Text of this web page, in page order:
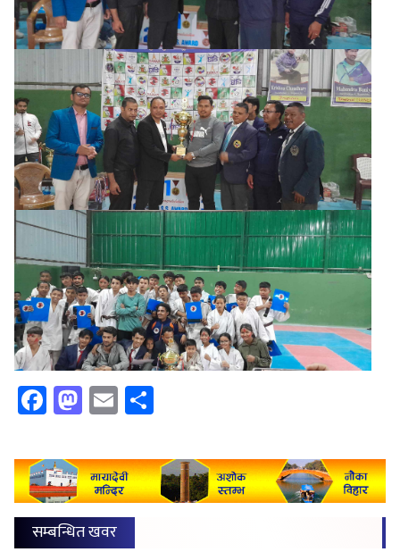
Facebook
Mastodon
Email
सम्बन्धित खवर